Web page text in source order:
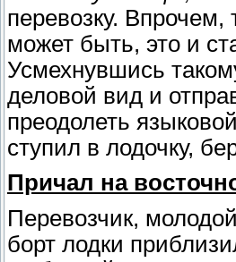
перевозку.
может быть, это и
Усмехнувшись
деловой вид и
преодолеть
ступил в лодочку,
Причал на
Перевозчик,
борт лодки